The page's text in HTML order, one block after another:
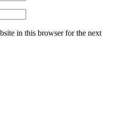
in this browser for the next